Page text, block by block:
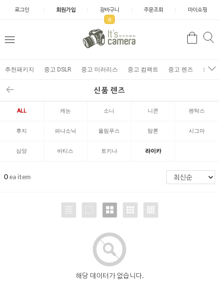
로그인 회원가입 장바구니
0
주문조회 마이쇼핑
추천패키지 중고 DSLR 중고 미러리스 중고 컴팩트 중고 렌즈 중고
신품 렌즈
ALL 캐논 소니 니콘 펜탁스
후지 파나소닉 올림푸스 탐론 시그마
삼양 바티스 토키나 라이카
0ea item
해당 데이터가 없습니다.